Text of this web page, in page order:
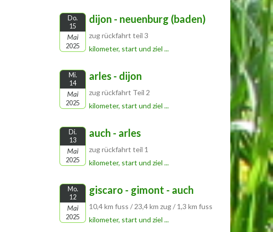
Do.
15
Mai
2025
dijon - neuenburg (baden)
zug rückfahrt teil 3
kilometer, start und ziel ...
Mi.
14
Mai
2025
arles - dijon
zug rückfahrt Teil 2
kilometer, start und ziel ...
Di.
13
Mai
2025
auch - arles
zug rückfahrt teil 1
kilometer, start und ziel ...
Mo.
12
Mai
2025
giscaro - gimont - auch
10,4 km fuss / 23,4 km zug / 1,3 km fuss
kilometer, start und ziel ...